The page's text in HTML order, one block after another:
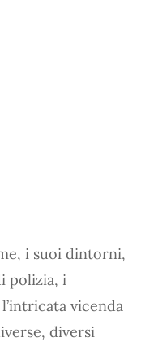
i suoi dintorni,
polizia, i
vicenda
diversi